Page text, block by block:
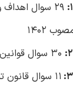
29 سوال
1402
11 سوال